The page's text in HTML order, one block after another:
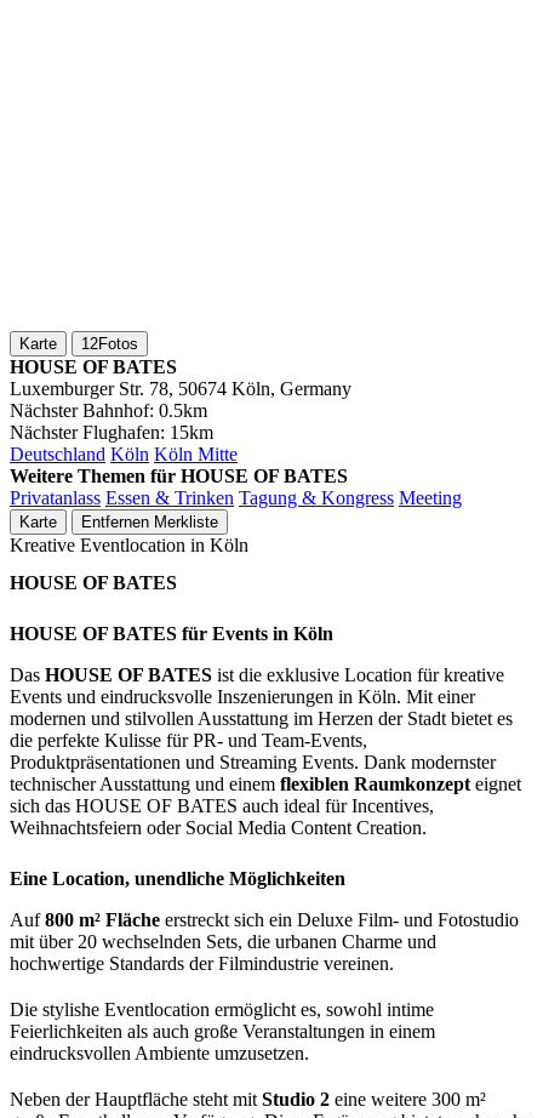
Karte 12Fotos
HOUSE OF BATES
Luxemburger Str. 78, 50674 Köln, Germany
Nächster Bahnhof: 0.5km
Nächster Flughafen: 15km
Deutschland Köln Köln Mitte
Weitere Themen für HOUSE OF BATES
Privatanlass Essen & Trinken Tagung & Kongress Meeting
Karte Entfernen Merkliste
Kreative Eventlocation in Köln
HOUSE OF BATES
HOUSE OF BATES für Events in Köln
Das HOUSE OF BATES ist die exklusive Location für kreative
Events und eindrucksvolle Inszenierungen in Köln. Mit einer
modernen und stilvollen Ausstattung im Herzen der Stadt bietet es
die perfekte Kulisse für PR- und Team-Events,
Produktpräsentationen und Streaming Events. Dank modernster
technischer Ausstattung und einem flexiblen Raumkonzept eignet
sich das HOUSE OF BATES auch ideal für Incentives,
Weihnachtsfeiern oder Social Media Content Creation.
Eine Location, unendliche Möglichkeiten
Auf800 m² Fläche erstreckt sich ein Deluxe Film- und Fotostudio
mit über 20 wechselnden Sets, die urbanen Charme und
hochwertige Standards der Filmindustrie vereinen.
Die stylishe Eventlocation ermöglicht es, sowohl intime
Feierlichkeiten als auch große Veranstaltungen in einem
eindrucksvollen Ambiente umzusetzen.
Neben der Hauptfläche steht mit Studio 2 eine weitere 300 m²